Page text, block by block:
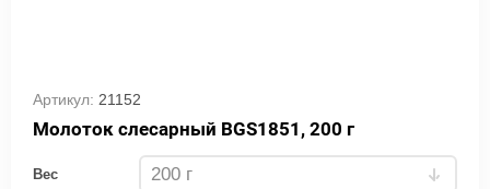
Артикул: 21152
Молоток слесарный BGS1851, 200 г
Вес